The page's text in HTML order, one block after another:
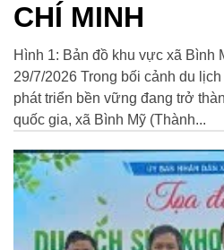
CHÍ MINH
Hình 1: Bản đồ khu vực xã Bình
29/7/2026 Trong bối cảnh du
phát triển bền vững đang trở
quốc gia, xã Bình Mỹ (Thành...